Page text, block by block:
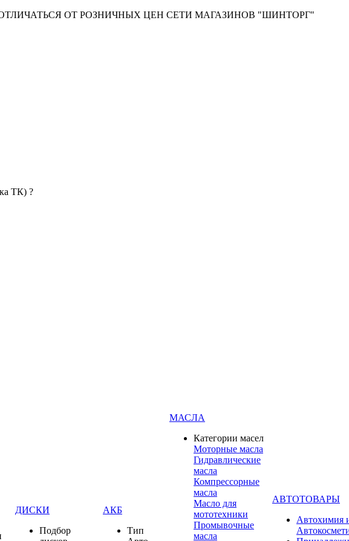
ОТ РОЗНИЧНЫХ ЦЕН СЕТИ МАГАЗИНОВ "ШИНТОРГ"
ТК) ?
ДИСКИ
Подбор
АКБ
Тип
МАСЛА
Категории масел
Моторные масла
Гидравлические
масла
Компрессорные
масла
Масло для
мототехники
Промывочные
масла
АВТОТОВАРЫ
Автохимия